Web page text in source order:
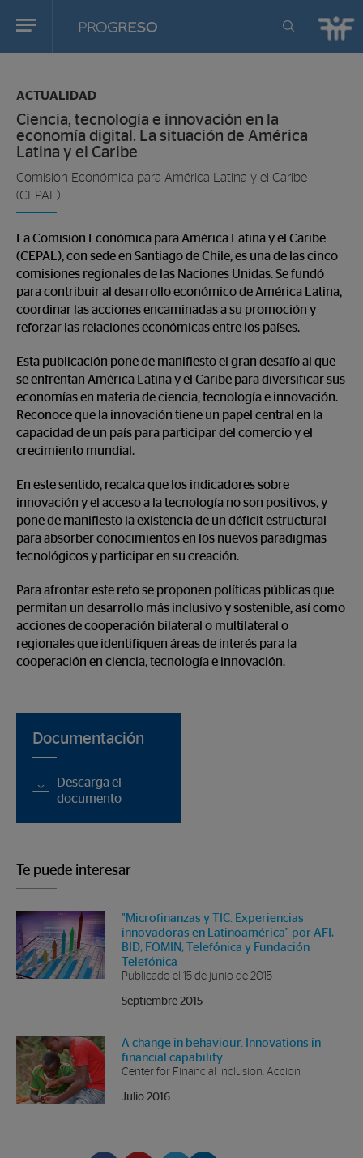
Progreso
Revista
actualidd
en:
ACTUALIDAD
Ciencia, tecnología e innovación en la
economía digital. La situación de América
Latina y el Caribe
Comisión Económica para América Latina y el Caribe
(CEPAL)
La Comisión Económica para América Latina y el Caribe
(CEPAL), con sede en Santiago de Chile, es una de las cinco
comisiones regionales de las Naciones Unidas. Se fundó
para contribuir al desarrollo económico de América Latina,
coordinar las acciones encaminadas a su promoción y
reforzar las relaciones económicas entre los países.
Esta publicación pone de manifiesto el gran desafío al que
se enfrentan América Latina y el Caribe para diversificar sus
economías en materia de ciencia, tecnología e innovación.
Reconoce que la innovación tiene un papel central en la
capacidad de un país para participar del comercio y el
crecimiento mundial.
En este sentido, recalca que los indicadores sobre
innovación y el acceso a la tecnología no son positivos, y
pone de manifiesto la existencia de un déficit estructural
para absorber conocimientos en los nuevos paradigmas
tecnológicos y participar en su creación.
Para afrontar este reto se proponen políticas públicas que
permitan un desarrollo más inclusivo y sostenible, así como
acciones de cooperación bilateral o multilateral o
regionales que identifiquen áreas de interés para la
cooperación en ciencia, tecnología e innovación.
Documentación
Descarga el
documento
Te puede interesar
"Microfinanzas y TIC. Experiencias
innovadoras en Latinoamérica" por AFI,
BID, FOMIN, Telefónica y Fundación
Telefónica
Publicado el 15 de junio de 2015
Septiembre 2015
A change in behaviour. Innovations in
financial capability
Center for Financial Inclusion. Accion
Julio 2016